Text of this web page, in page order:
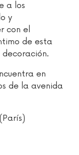
a los
y
con el
de esta
en
de la avenida